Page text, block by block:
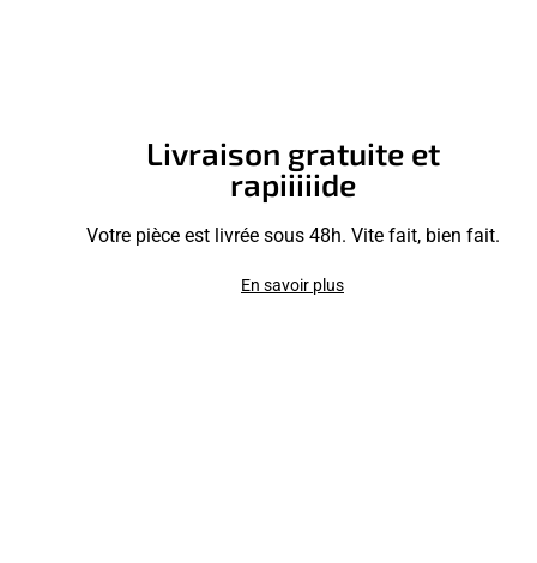
Livraison gratuite et
rapiiiiide
Votre pièce est livrée sous 48h. Vite fait, bien fait.
En savoir plus